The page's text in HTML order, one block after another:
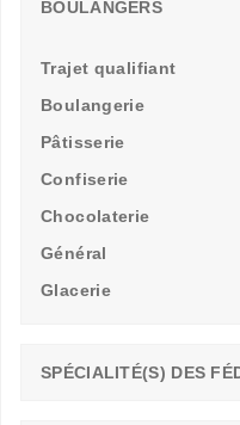
BOULANGERS
Trajet qualifiant
Boulangerie
Pâtisserie
Confiserie
Chocolaterie
Général
Glacerie
SPÉCIALITÉ(S) DES